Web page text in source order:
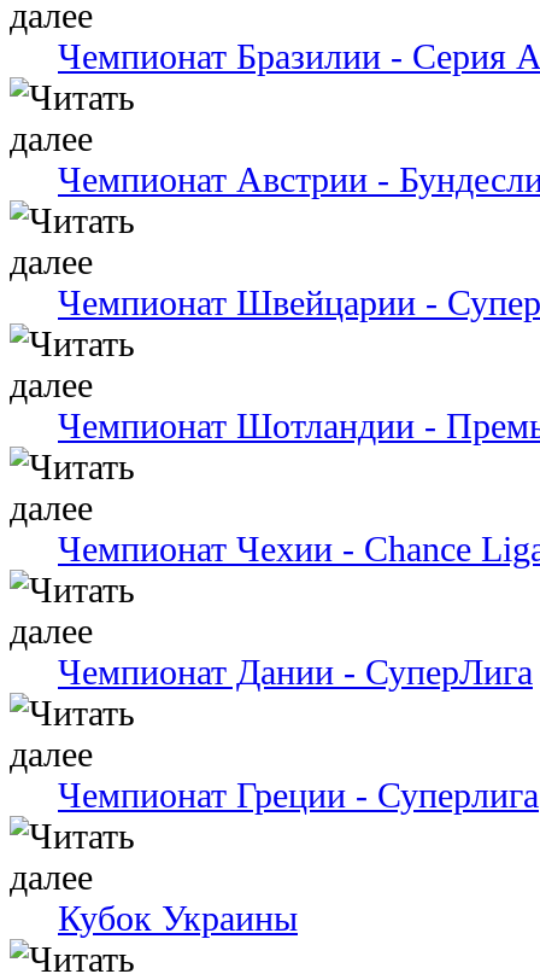
Чемпионат Бразилии - Серия
Чемпионат Австрии -
Чемпионат Швейцарии -
Чемпионат Шотландии -
Чемпионат Чехии - Chance
Чемпионат Дании - СуперЛига
Чемпионат Греции - Суперлига
Кубок Украины